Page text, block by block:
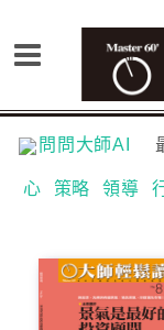
問問大師AI
心 策略 領導